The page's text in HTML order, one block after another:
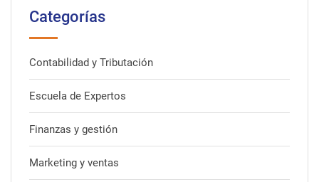
Categorías
Contabilidad y Tributación
Escuela de Expertos
Finanzas y gestión
Marketing y ventas